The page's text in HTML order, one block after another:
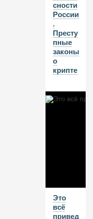
сности
России
.
Престу
пные
законы
о
крипте
Это
всё
привед